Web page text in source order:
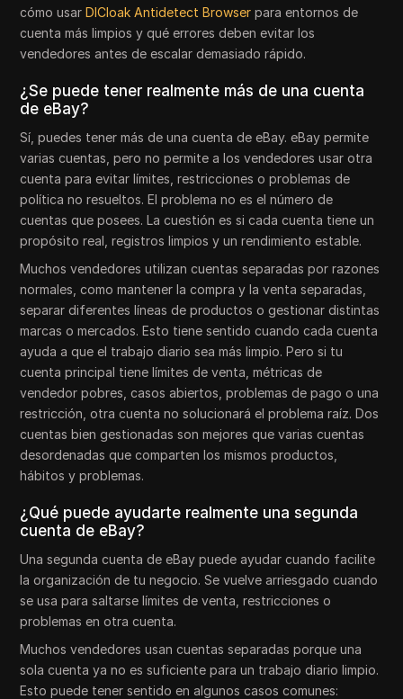
cómo usarDICloak Antidetect Browser para entornos de
cuenta más limpios y qué errores deben evitar los
vendedores antes de escalar demasiado rápido.
¿Se puede tener realmente más de una cuenta
de eBay?
Sí, puedes tener más de una cuenta de eBay. eBay permite
varias cuentas, pero no permite a los vendedores usar otra
cuenta para evitar límites, restricciones o problemas de
política no resueltos. El problema no es el número de
cuentas que posees. La cuestión es si cada cuenta tiene un
propósito real, registros limpios y un rendimiento estable.
Muchos vendedores utilizan cuentas separadas por razones
normales, como mantener la compra y la venta separadas,
separar diferentes líneas de productos o gestionar distintas
marcas o mercados. Esto tiene sentido cuando cada cuenta
ayuda a que el trabajo diario sea más limpio. Pero si tu
cuenta principal tiene límites de venta, métricas de
vendedor pobres, casos abiertos, problemas de pago o una
restricción, otra cuenta no solucionará el problema raíz. Dos
cuentas bien gestionadas son mejores que varias cuentas
desordenadas que comparten los mismos productos,
hábitos y problemas.
¿Qué puede ayudarte realmente una segunda
cuenta de eBay?
Una segunda cuenta de eBay puede ayudar cuando facilite
la organización de tu negocio. Se vuelve arriesgado cuando
se usa para saltarse límites de venta, restricciones o
problemas en otra cuenta.
Muchos vendedores usan cuentas separadas porque una
sola cuenta ya no es suficiente para un trabajo diario limpio.
Esto puede tener sentido en algunos casos comunes: